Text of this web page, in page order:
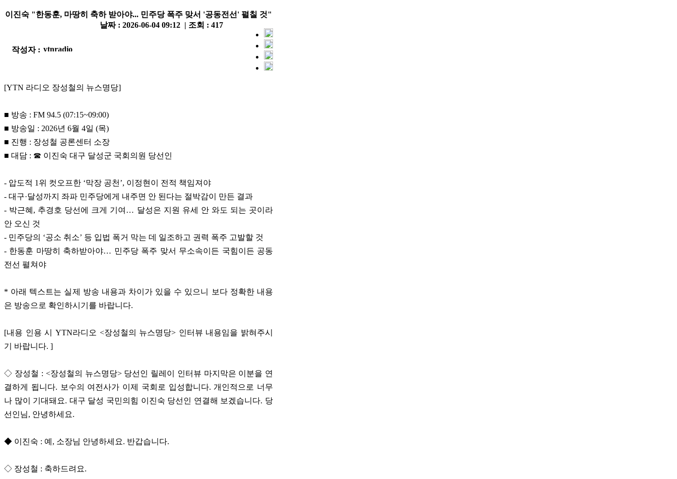
이진숙 "한동훈, 마땅히 축하 받아야... 민주당 폭주 맞서 '공동전선' 펼칠 것"
작성자 :
날짜 : 2026-06-04 09:12 | 조회 : 417
[YTN 라디오 장성철의 뉴스명당]
■ 방송 : FM 94.5 (07:15~09:00)
■ 방송일 : 2026년 6월 4일 (목)
■ 진행 : 장성철 공론센터 소장
■ 대담 : ☎ 이진숙 대구 달성군 국회의원 당선인
- 압도적 1위 컷오프한 ‘막장 공천’, 이정현이 전적 책임져야
- 대구·달성까지 좌파 민주당에게 내주면 안 된다는 절박감이 만든 결과
- 박근혜, 추경호 당선에 크게 기여… 달성은 지원 유세 안 와도 되는 곳이라
안 오신 것
- 민주당의 ‘공소 취소’ 등 입법 폭거 막는 데 일조하고 권력 폭주 고발할 것
- 한동훈 마땅히 축하받아야… 민주당 폭주 맞서 무소속이든 국힘이든 공동
전선 펼쳐야
* 아래 텍스트는 실제 방송 내용과 차이가 있을 수 있으니 보다 정확한 내용
은 방송으로 확인하시기를 바랍니다.
[내용 인용 시 YTN라디오 <장성철의 뉴스명당> 인터뷰 내용임을 밝혀주시
기 바랍니다. ]
◇ 장성철 : <장성철의 뉴스명당> 당선인 릴레이 인터뷰 마지막은 이분을 연
결하게 됩니다. 보수의 여전사가 이제 국회로 입성합니다. 개인적으로 너무
나 많이 기대돼요. 대구 달성 국민의힘 이진숙 당선인 연결해 보겠습니다. 당
선인님, 안녕하세요.
◆ 이진숙 : 예, 소장님 안녕하세요. 반갑습니다.
◇ 장성철 : 축하드려요.